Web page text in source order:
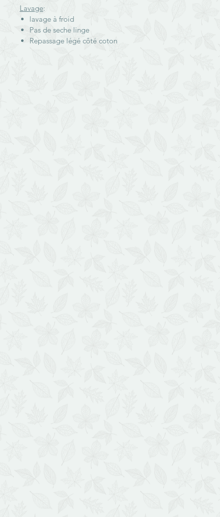
Lavage:
lavage à froid
Pas de seche linge
Repassage légé côté coton